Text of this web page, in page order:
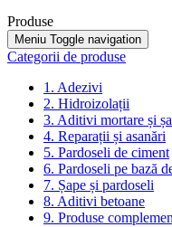
Produse
Meniu Toggle navigation
Categorii de produse
1. Adezivi
2. Hidroizolații
3. Aditivi mortare și
4. Reparații și asanări
5. Pardoseli de ciment
6. Pardoseli pe bază
7. Șape și pardoseli
8. Aditivi betoane
9. Produse